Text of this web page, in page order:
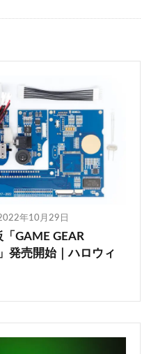
年10月29日
GAME GEAR
発売開始｜ハロウィ